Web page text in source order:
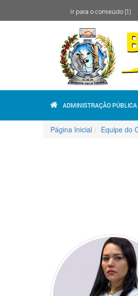
Ir para o conteúdo [1]
ADMINISTRAÇÃO PÚBLICA
Página Inicial Equipe do